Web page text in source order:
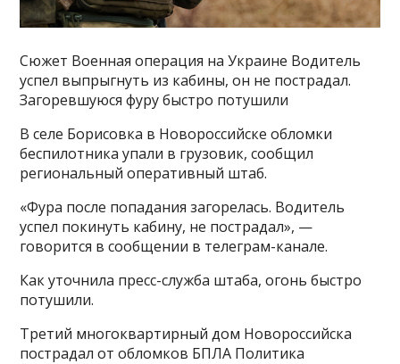
Сюжет Военная операция на Украине Водитель
успел выпрыгнуть из кабины, он не пострадал.
Загоревшуюся фуру быстро потушили
В селе Борисовка в Новороссийске обломки
беспилотника упали в грузовик, сообщил
региональный оперативный штаб.
«Фура после попадания загорелась. Водитель
успел покинуть кабину, не пострадал», —
говорится в сообщении в телеграм-канале.
Как уточнила пресс-служба штаба, огонь быстро
потушили.
Третий многоквартирный дом Новороссийска
пострадал от обломков БПЛА Политика